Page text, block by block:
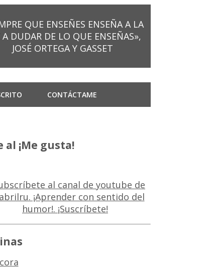
QUE ENSEÑES ENSEÑA A LA
A DUDAR DE LO QUE ENSEÑAS»,
JOSÉ ORTEGA Y GASSET
CONTÁCTAME
al ¡Me gusta!